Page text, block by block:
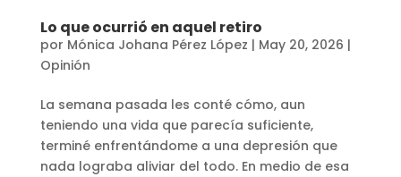
Lo que ocurrió en aquel retiro
por Mónica Johana Pérez López | May 20, 2026 |
Opinión
La semana pasada les conté cómo, aun
teniendo una vida que parecía suficiente,
terminé enfrentándome a una depresión que
nada lograba aliviar del todo. En medio de esa